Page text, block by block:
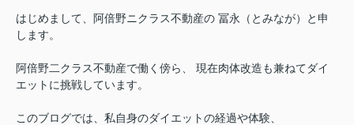
はじめまして、阿倍野ニクラス不動産の 冨永（とみなが）と申
します。
阿倍野二クラス不動産で働く傍ら、 現在肉体改造も兼ねてダイ
エットに挑戦しています。
このブログでは、私自身のダイエットの経過や体験、